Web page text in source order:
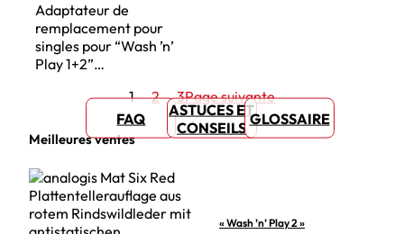
Adaptateur de
remplacement pour
singles pour “Wash ’n’
Play 1+2”…
1 2 3Page suivante
FAQ
ASTUCES ET
CONSEILSGLOSSAIRE
Meilleures ventes
« Wash ’n’ Play 2 »